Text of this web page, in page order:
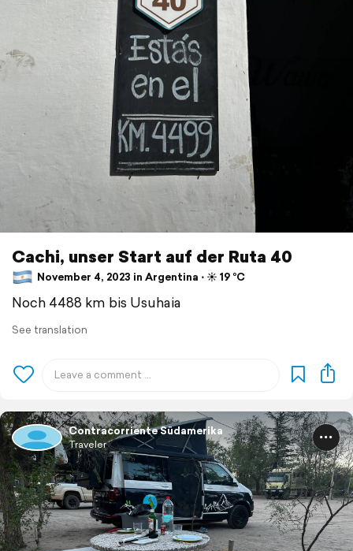
Cachi, unser Start auf der Ruta 40
November 4, 2023 in Argentina ⋅ ☀️ 19 °C
Noch 4488 km bis Usuhaia
See translation
Contracorriente Südamerika
Traveler